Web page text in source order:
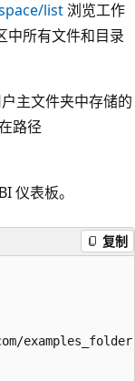
list 浏览工作
中所有文件和目录
主文件夹中存储的
路径
仪表板。
复制